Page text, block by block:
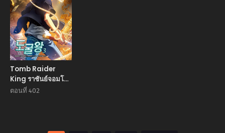
Tomb Raider
King ราชันย์จอมโจร
ปล้นสุสาน
ตอนที่ 402